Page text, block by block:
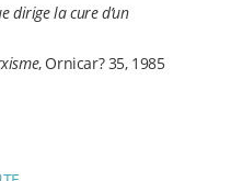
dirige la cure d’un
, Ornicar? 35, 1985